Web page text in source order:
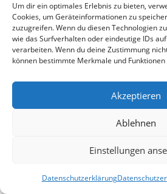
Um dir ein optimales Erlebnis zu bieten,
Cookies, um Geräteinformationen zu
zuzugreifen. Wenn du diesen Technologien
wie das Surfverhalten oder eindeutige IDs
verarbeiten. Wenn du deine Zustimmung
können bestimmte Merkmale und
Akzeptieren
Ablehnen
Einstellungen
Datenschutzerklärung
lienblatt zum Gürtelkönig gekrönte,
U-Haft entlassen werden, da
die Staatsanwaltschaft nicht in der
2 Jahren eine Anklage auf die
Beine zu stellen. Diesen Umstand
ausschließlich dem geschickten